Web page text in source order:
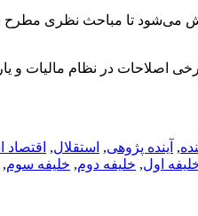
می‌شود تا مباحث نظری
اصلاحات در نظام مالیات و
, آینده پژوهی, استقلال, اقتصاد
اول, خلیفه دوم, خلیفه سوم,